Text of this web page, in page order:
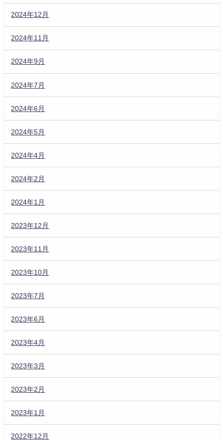
2024年12月
2024年11月
2024年9月
2024年7月
2024年6月
2024年5月
2024年4月
2024年2月
2024年1月
2023年12月
2023年11月
2023年10月
2023年7月
2023年6月
2023年4月
2023年3月
2023年2月
2023年1月
2022年12月